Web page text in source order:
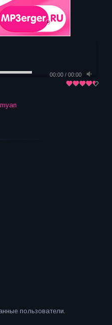
00:00 / 00:00
пользователи.